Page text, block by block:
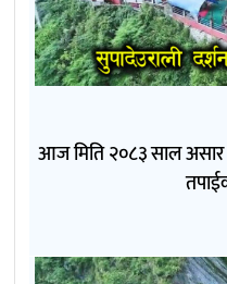
आज मिति २०८३ साल